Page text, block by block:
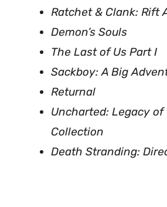
Ratchet & Clank: Rift
Demon’s Souls
The Last of Us Part I
Sackboy: A Big
Returnal
Uncharted: Legacy of
Collection
Death Stranding: